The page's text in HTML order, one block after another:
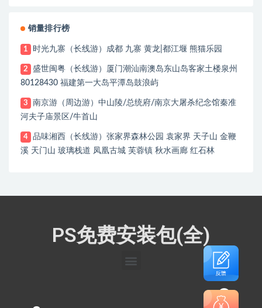
销量排行榜
1 时光九寨（长线游）成都 九寨 黄龙|都江堰 熊猫乐园
2
盛世闽粤（长线游）厦门潮汕南澳岛东山岛客家土楼泉州
80128430 福建第一大岛平潭岛鼓浪屿
3
南京游（周边游）中山陵/总统府/南京大屠杀纪念馆秦准
河夫子庙景区/牛首山
4
品味湘西（长线游）张家界森林公园 袁家界 天子山 金鞭
溪 天门山 玻璃栈道 凤凰古城 芙蓉镇 秋水画廊 红石林
PS免费安装包(全)